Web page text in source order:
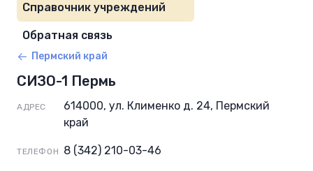
Справочник учреждений
Обратная связь
Пермский край
СИЗО-1 Пермь
АДРЕС
614000, ул. Клименко д. 24, Пермский
край
ТЕЛЕФОН 8 (342) 210-03-46